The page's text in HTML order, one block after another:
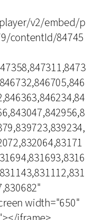
v2/embed/p
contentId/84745
width="650"